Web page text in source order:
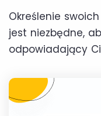
Określenie
jest niezbędne,
odpowiadający